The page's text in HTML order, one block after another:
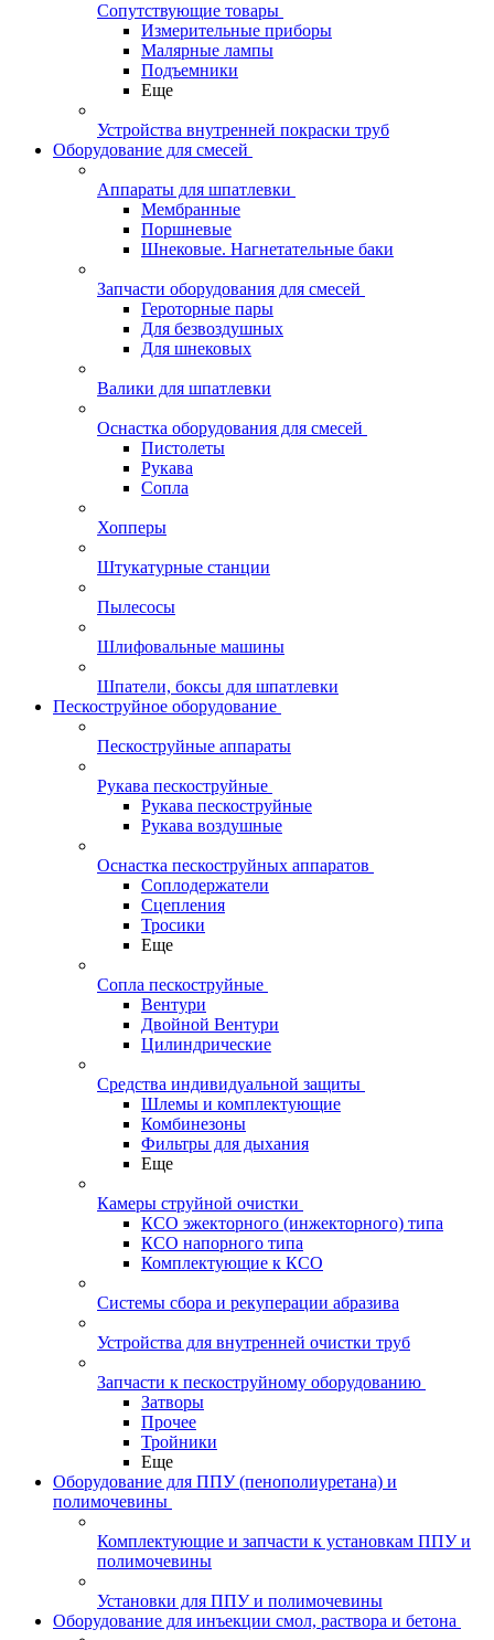
Сопутствующие товары
Измерительные приборы
Малярные лампы
Подъемники
Еще
Устройства внутренней покраски труб
Оборудование для смесей
Аппараты для шпатлевки
Мембранные
Поршневые
Шнековые. Нагнетательные баки
Запчасти оборудования для смесей
Героторные пары
Для безвоздушных
Для шнековых
Валики для шпатлевки
Оснастка оборудования для смесей
Пистолеты
Рукава
Сопла
Хопперы
Штукатурные станции
Пылесосы
Шлифовальные машины
Шпатели, боксы для шпатлевки
Пескоструйное оборудование
Пескоструйные аппараты
Рукава пескоструйные
Рукава пескоструйные
Рукава воздушные
Оснастка пескоструйных аппаратов
Соплодержатели
Сцепления
Тросики
Еще
Сопла пескоструйные
Вентури
Двойной Вентури
Цилиндрические
Средства индивидуальной защиты
Шлемы и комплектующие
Комбинезоны
Фильтры для дыхания
Еще
Камеры струйной очистки
КСО эжекторного (инжекторного) типа
КСО напорного типа
Комплектующие к КСО
Системы сбора и рекуперации абразива
Устройства для внутренней очистки труб
Запчасти к пескоструйному оборудованию
Затворы
Прочее
Тройники
Еще
Оборудование для ППУ (пенополиуретана) и
полимочевины
Комплектующие и запчасти к установкам ППУ и
полимочевины
Установки для ППУ и полимочевины
Оборудование для инъекции смол, раствора и бетона